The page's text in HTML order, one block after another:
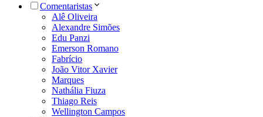
Comentaristas
Alê Oliveira
Alexandre Simões
Edu Panzi
Emerson Romano
Fabrício
João Vitor Xavier
Marques
Nathália Fiuza
Thiago Reis
Wellington Campos